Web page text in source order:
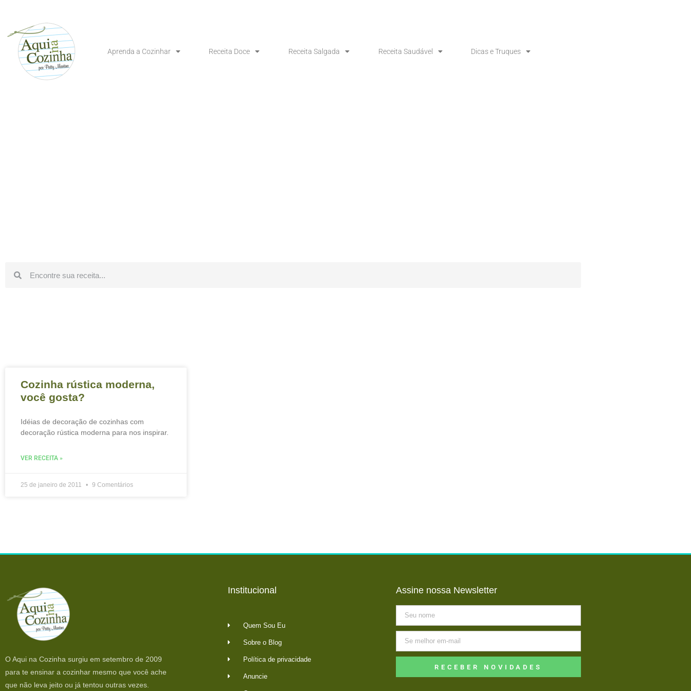
Aprenda a Cozinhar Receita Doce Receita Salgada Receita Saudável Dicas e Truques
Cozinha rústica moderna,
você gosta?
Idéias de decoração de cozinhas com
decoração rústica moderna para nos inspirar.
VER RECEITA »
25 de janeiro de 2011 9 Comentários
O Aqui na Cozinha surgiu em setembro de 2009
para te ensinar a cozinhar mesmo que você ache
que não leva jeito ou já tentou outras vezes.
Institucional
Quem Sou Eu
Sobre o Blog
Política de privacidade
Anuncie
Assine nossa Newsletter
RECEBER NOVIDADES